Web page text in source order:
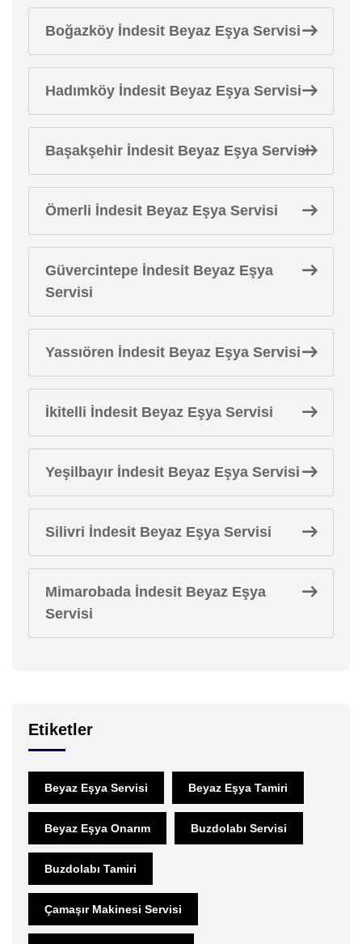
Boğazköy İndesit Beyaz Eşya Servisi
Hadımköy İndesit Beyaz Eşya Servisi
Başakşehir İndesit Beyaz Eşya Servisi
Ömerli İndesit Beyaz Eşya Servisi
Güvercintepe İndesit Beyaz Eşya
Servisi
Yassıören İndesit Beyaz Eşya Servisi
İkitelli İndesit Beyaz Eşya Servisi
Yeşilbayır İndesit Beyaz Eşya Servisi
Silivri İndesit Beyaz Eşya Servisi
Mimarobada İndesit Beyaz Eşya
Servisi
Etiketler
Beyaz Eşya Servisi Beyaz Eşya Tamiri
Beyaz Eşya Onarım Buzdolabı Servisi
Buzdolabı Tamiri
Çamaşır Makinesi Servisi